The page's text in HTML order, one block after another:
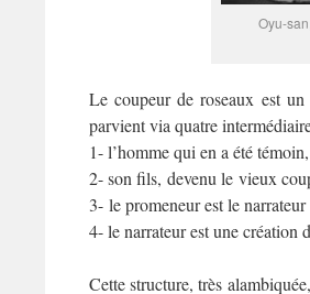
Oyu-
Le coupeur de roseaux est
parvient via quatre
1- l’homme qui en a été
2- son fils, devenu le vieux
3- le promeneur est le narrateur
4- le narrateur est une création
Cette structure, très